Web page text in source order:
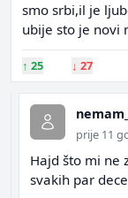
smo srbi,il je
ubije sto je novi
↑ 25 ↓ 27
prije 11
Hajd što mi ne
svakih par